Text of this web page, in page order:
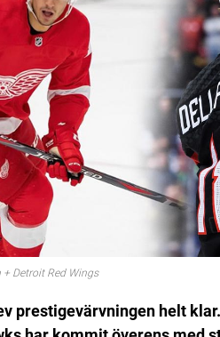
+ Detroit Red Wings
prestigevärvningen helt klar.